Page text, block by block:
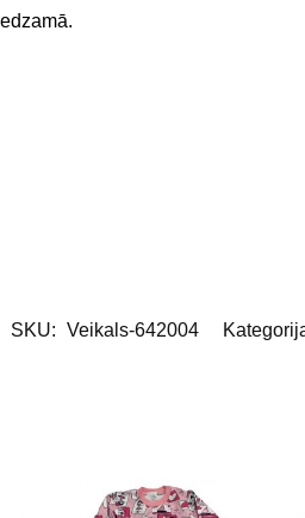
SKU: Veikals-642004